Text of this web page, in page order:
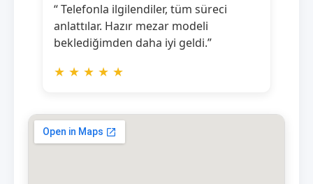
“ Telefonla ilgilendiler, tüm süreci
anlattılar. Hazır mezar modeli
beklediğimden daha iyi geldi.”
★ ★ ★ ★ ★